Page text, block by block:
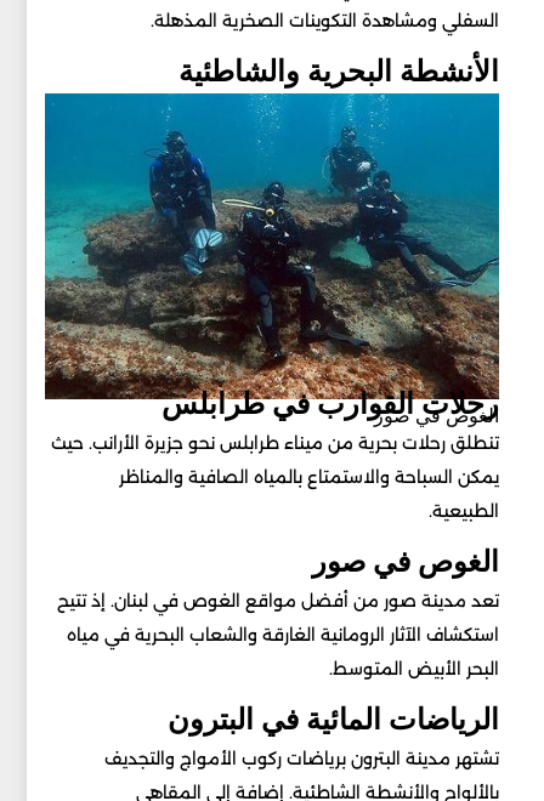
السفلي ومشاهدة التكوينات الصخرية المذهلة.
الأنشطة البحرية والشاطئية
الغوص في صور
رحلات القوارب في طرابلس
تنطلق رحلات بحرية من ميناء طرابلس نحو جزيرة الأرانب. حيث
يمكن السباحة والاستمتاع بالمياه الصافية والمناظر
الطبيعية.
الغوص في صور
تعد مدينة صور من أفضل مواقع الغوص في لبنان. إذ تتيح
استكشاف الآثار الرومانية الغارقة والشعاب البحرية في مياه
البحر الأبيض المتوسط.
الرياضات المائية في البترون
تشتهر مدينة البترون برياضات ركوب الأمواج والتجديف
بالألواح والأنشطة الشاطئية. إضافة إلى المقاهي